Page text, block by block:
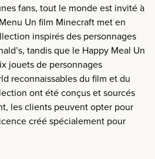
fans, tout le monde est invité à
Un film Minecraft met en
inspirés des personnages
tandis que le Happy Meal Un
jouets de personnages
reconnaissables du film et du
ont été conçus et sourcés
les clients peuvent opter pour
créé spécialement pour